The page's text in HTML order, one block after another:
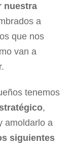
nuestra
a
que nos
van a
tenemos
,
amoldarlo a
siguientes